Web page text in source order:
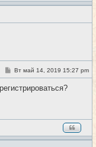
#6
С
о
б
и
Вт май 14, 2019 15:27 pm